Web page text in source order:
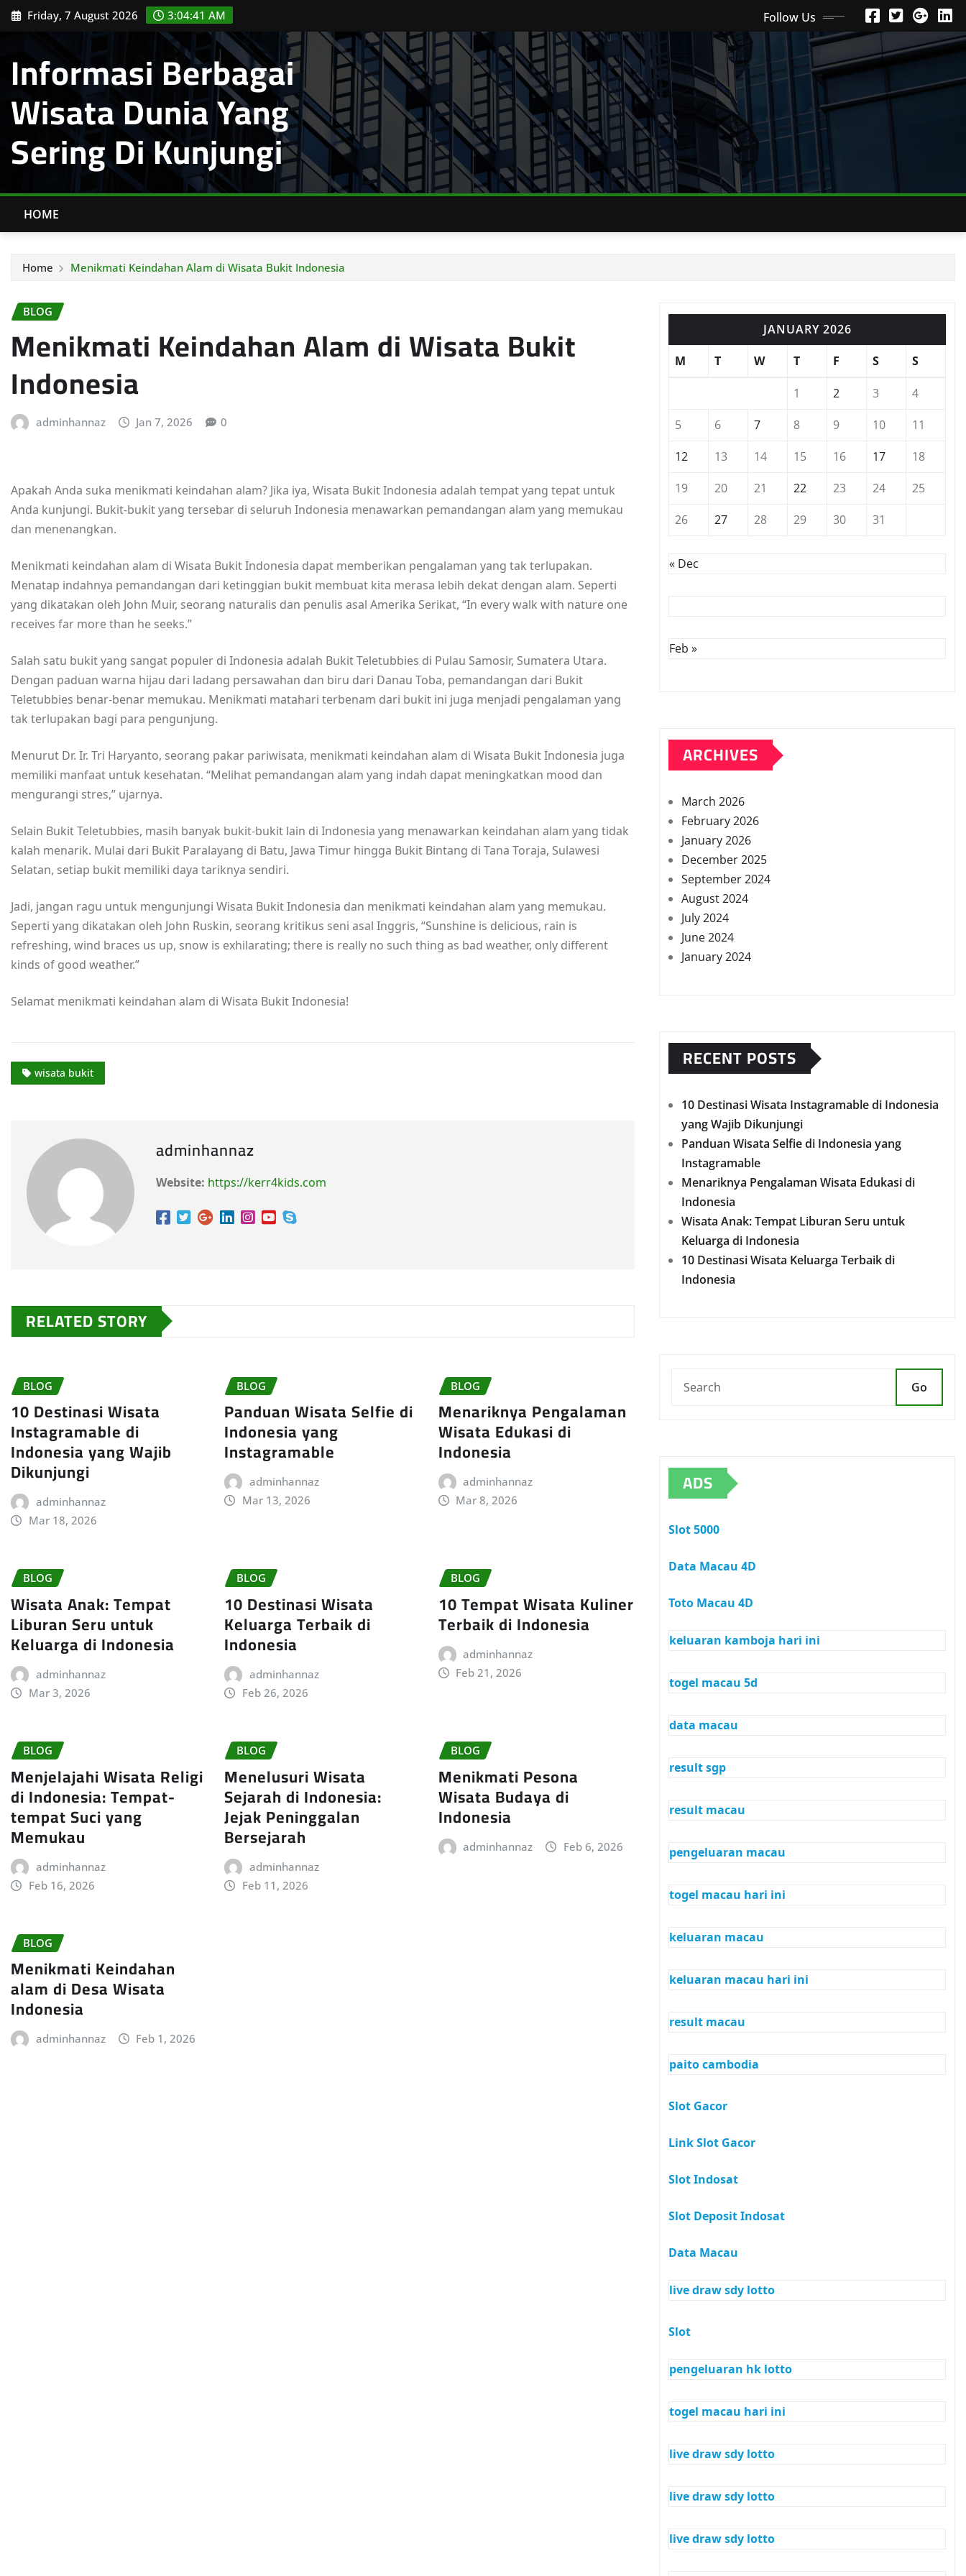
Skip Friday, 7 August 2026 3:04:42 AM Follow Us
Informasi Berbagai
Wisata Dunia Yang
Sering Di Kunjungi
HOME
Home Menikmati Keindahan Alam di Wisata Bukit Indonesia
BLOG
Menikmati Keindahan Alam di Wisata Bukit
Indonesia
adminhannaz Jan 7, 2026 0
Apakah Anda suka menikmati keindahan alam? Jika iya, Wisata Bukit Indonesia adalah tempat yang tepat untuk
Anda kunjungi. Bukit-bukit yang tersebar di seluruh Indonesia menawarkan pemandangan alam yang memukau
dan menenangkan.
Menikmati keindahan alam di Wisata Bukit Indonesia dapat memberikan pengalaman yang tak terlupakan.
Menatap indahnya pemandangan dari ketinggian bukit membuat kita merasa lebih dekat dengan alam. Seperti
yang dikatakan oleh John Muir, seorang naturalis dan penulis asal Amerika Serikat, “In every walk with nature one
receives far more than he seeks.”
Salah satu bukit yang sangat populer di Indonesia adalah Bukit Teletubbies di Pulau Samosir, Sumatera Utara.
Dengan paduan warna hijau dari ladang persawahan dan biru dari Danau Toba, pemandangan dari Bukit
Teletubbies benar-benar memukau. Menikmati matahari terbenam dari bukit ini juga menjadi pengalaman yang
tak terlupakan bagi para pengunjung.
Menurut Dr. Ir. Tri Haryanto, seorang pakar pariwisata, menikmati keindahan alam di Wisata Bukit Indonesia juga
memiliki manfaat untuk kesehatan. “Melihat pemandangan alam yang indah dapat meningkatkan mood dan
mengurangi stres,” ujarnya.
Selain Bukit Teletubbies, masih banyak bukit-bukit lain di Indonesia yang menawarkan keindahan alam yang tidak
kalah menarik. Mulai dari Bukit Paralayang di Batu, Jawa Timur hingga Bukit Bintang di Tana Toraja, Sulawesi
Selatan, setiap bukit memiliki daya tariknya sendiri.
Jadi, jangan ragu untuk mengunjungi Wisata Bukit Indonesia dan menikmati keindahan alam yang memukau.
Seperti yang dikatakan oleh John Ruskin, seorang kritikus seni asal Inggris, “Sunshine is delicious, rain is
refreshing, wind braces us up, snow is exhilarating; there is really no such thing as bad weather, only different
kinds of good weather.”
Selamat menikmati keindahan alam di Wisata Bukit Indonesia!
wisata bukit
adminhannaz
Website: https://kerr4kids.com
RELATED STORY
BLOG
10 Destinasi Wisata
Instagramable di
Indonesia yang Wajib
Dikunjungi
adminhannaz
Mar 18, 2026
BLOG
Panduan Wisata Selfie di
Indonesia yang
Instagramable
adminhannaz
Mar 13, 2026
BLOG
Menariknya Pengalaman
Wisata Edukasi di
Indonesia
adminhannaz
Mar 8, 2026
BLOG
Wisata Anak: Tempat
Liburan Seru untuk
Keluarga di Indonesia
adminhannaz
Mar 3, 2026
BLOG
10 Destinasi Wisata
Keluarga Terbaik di
Indonesia
adminhannaz
Feb 26, 2026
BLOG
10 Tempat Wisata Kuliner
Terbaik di Indonesia
adminhannaz
Feb 21, 2026
BLOG
Menjelajahi Wisata Religi
di Indonesia: Tempat-
tempat Suci yang
Memukau
adminhannaz
Feb 16, 2026
BLOG
Menelusuri Wisata
Sejarah di Indonesia:
Jejak Peninggalan
Bersejarah
adminhannaz
Feb 11, 2026
BLOG
Menikmati Pesona
Wisata Budaya di
Indonesia
adminhannaz Feb 6, 2026
BLOG
Menikmati Keindahan
alam di Desa Wisata
Indonesia
adminhannaz Feb 1, 2026
JANUARY 2026
M
T W T F S S
1 2 3
4
5
6 7 8 9 10
11
12
13 14 15 16 17
18
19
20 21 22 23 24
25
26
27 28 29 30 31
« Dec
Feb »
ARCHIVES
March 2026
February 2026
January 2026
December 2025
September 2024
August 2024
July 2024
June 2024
January 2024
RECENT POSTS
10 Destinasi Wisata Instagramable di Indonesia
yang Wajib Dikunjungi
Panduan Wisata Selfie di Indonesia yang
Instagramable
Menariknya Pengalaman Wisata Edukasi di
Indonesia
Wisata Anak: Tempat Liburan Seru untuk
Keluarga di Indonesia
10 Destinasi Wisata Keluarga Terbaik di
Indonesia
Go
ADS
Slot 5000
Data Macau 4D
Toto Macau 4D
keluaran kamboja hari ini
togel macau 5d
data macau
result sgp
result macau
pengeluaran macau
togel macau hari ini
keluaran macau
keluaran macau hari ini
result macau
paito cambodia
Slot Gacor
Link Slot Gacor
Slot Indosat
Slot Deposit Indosat
Data Macau
live draw sdy lotto
Slot
pengeluaran hk lotto
togel macau hari ini
live draw sdy lotto
live draw sdy lotto
live draw sdy lotto